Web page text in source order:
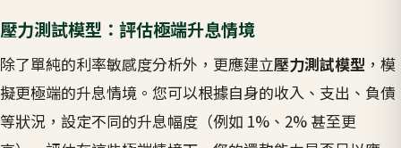
壓力測試模型：評估極端升息情境
除了單純的利率敏感度分析外，更應建立壓力測試模型 ，模
擬更極端的升息情境。您可以根據自身的收入、支出、負債
等狀況，設定不同的升息幅度（例如 1%、2% 甚至更